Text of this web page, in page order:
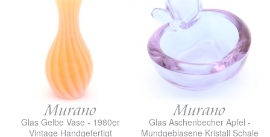
Murano
Glas Gelbe Vase - 1980er
Vintage Handgefertigt
Murano
Glas Aschenbecher Apfel -
Mundgeblasene Kristall Schale